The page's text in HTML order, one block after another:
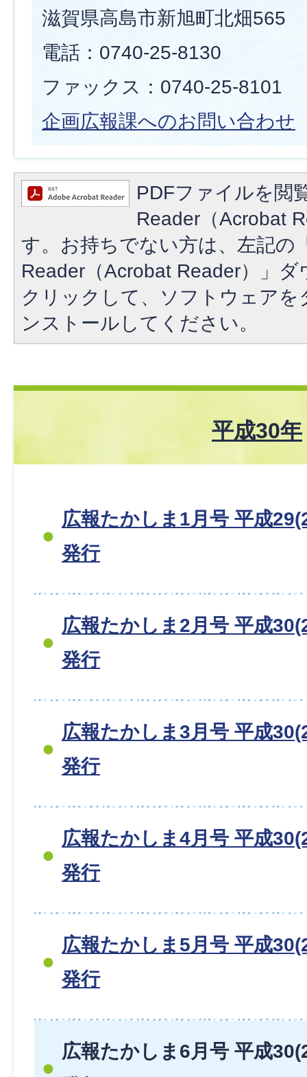
滋賀県高島市新旭町北畑565
電話：0740-25-8130
ファックス：0740-25-8101
企画広報課へのお問い合わせ
PDFファイルを閲
Reader（Acrobat
す。お持ちでない方は、左記の
Reader（Acrobat Reader）」
クリックして、ソフトウェア
ンストールしてください。
平成30年
広報たかしま1月号 平成
発行
広報たかしま2月号 平成
発行
広報たかしま3月号 平成
発行
広報たかしま4月号 平成
発行
広報たかしま5月号 平成
発行
広報たかしま6月号 平成